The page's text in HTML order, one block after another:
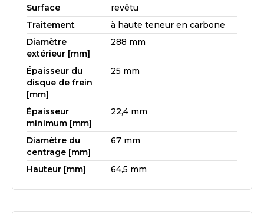
Surface
revêtu
Traitement
à haute teneur en carbone
Diamètre
extérieur [mm]
288 mm
Épaisseur du
disque de frein
[mm]
25 mm
Épaisseur
minimum [mm]
22,4 mm
Diamètre du
centrage [mm]
67 mm
Hauteur [mm] 64,5 mm